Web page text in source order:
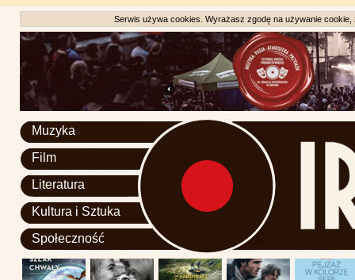
Serwis używa cookies. Wyrażasz zgodę na używanie
Muzyka
Film
Literatura
Kultura i Sztuka
Społeczność